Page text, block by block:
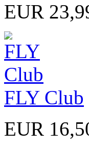
EUR
FLY Club
EUR